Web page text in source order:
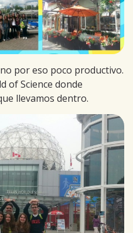
por eso poco productivo.
of Science donde
llevamos dentro.